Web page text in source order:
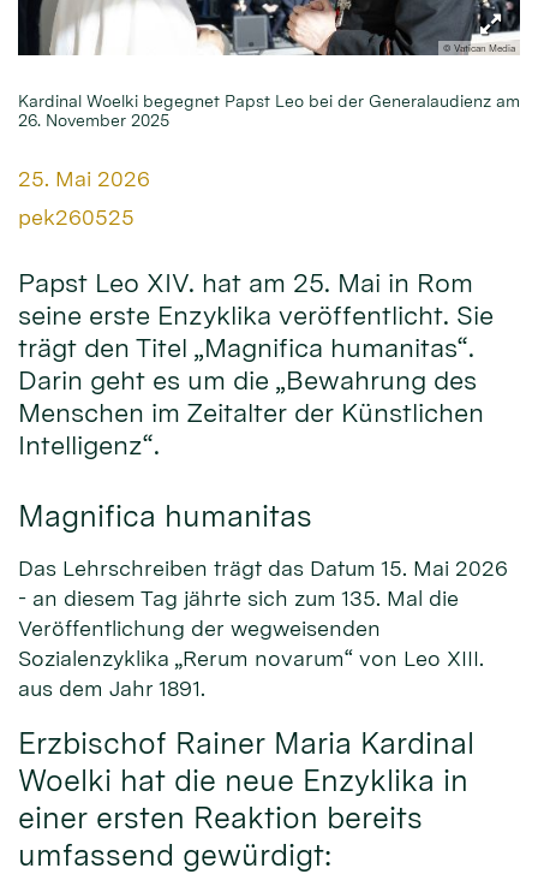
© Vatican Media
Kardinal Woelki begegnet Papst Leo bei der Generalaudienz am
26. November 2025
Datum:
25. Mai 2026
Von:
pek260525
Papst Leo XIV. hat am 25. Mai in Rom
seine erste Enzyklika veröffentlicht. Sie
trägt den Titel „Magnifica humanitas“.
Darin geht es um die „Bewahrung des
Menschen im Zeitalter der Künstlichen
Intelligenz“.
Magnifica humanitas
Das Lehrschreiben trägt das Datum 15. Mai 2026
- an diesem Tag jährte sich zum 135. Mal die
Veröffentlichung der wegweisenden
Sozialenzyklika „Rerum novarum“ von Leo XIII.
aus dem Jahr 1891.
Erzbischof Rainer Maria Kardinal
Woelki hat die neue Enzyklika in
einer ersten Reaktion bereits
umfassend gewürdigt: